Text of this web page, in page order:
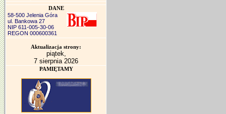
DANE
58-500 Jelenia Góra
ul. Bankowa 27
NIP 611-005-30-06
REGON 000600361
Aktualizacja strony:
piątek,
7 sierpnia 2026
PAMIĘTAMY